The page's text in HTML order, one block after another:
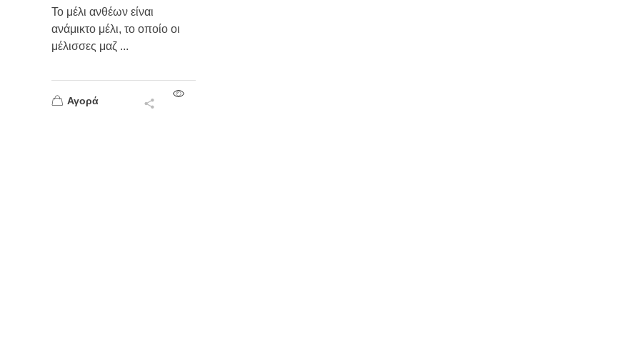
Το μέλι ανθέων είναι
ανάμικτο μέλι, το οποίο οι
μέλισσες μαζ ...
Αγορά